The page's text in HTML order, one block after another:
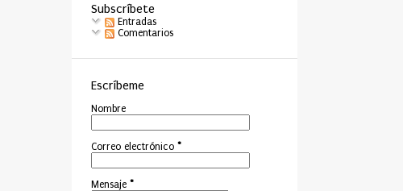
Subscríbete
Entradas
Comentarios
Escríbeme
Nombre
Correo electrónico *
Mensaje *